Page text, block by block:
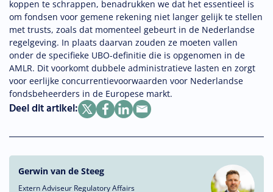
koppen te schrappen, benadrukken we dat het essentieel is
om fondsen voor gemene rekening niet langer gelijk te stellen
met trusts, zoals dat momenteel gebeurt in de Nederlandse
regelgeving. In plaats daarvan zouden ze moeten vallen
onder de specifieke UBO-definitie die is opgenomen in de
AMLR. Dit voorkomt dubbele administratieve lasten en zorgt
voor eerlijke concurrentievoorwaarden voor Nederlandse
fondsbeheerders in de Europese markt.
Deel dit artikel:
Gerwin van de Steeg
Extern Adviseur Regulatory Affairs